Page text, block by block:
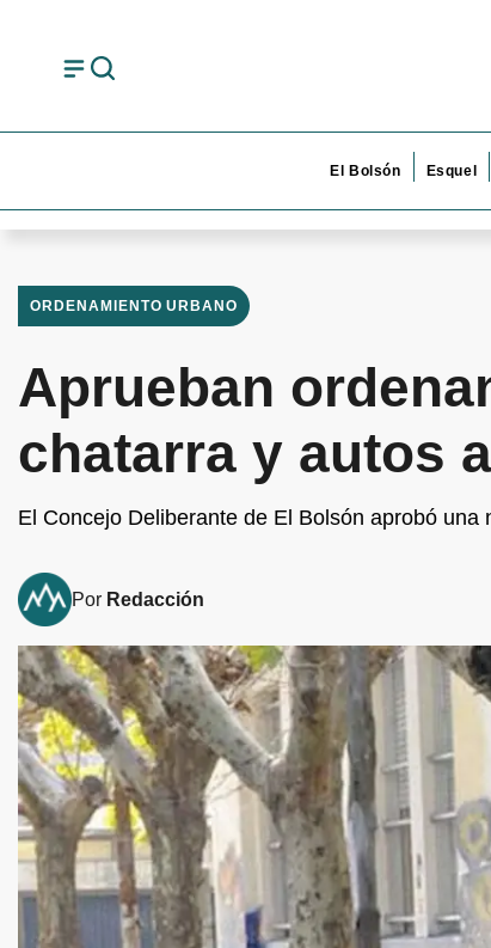
El Bolsón Esquel
ORDENAMIENTO URBANO
Aprueban
chatarra y autos
El Concejo Deliberante de El Bolsón aprobó
Por Redacción